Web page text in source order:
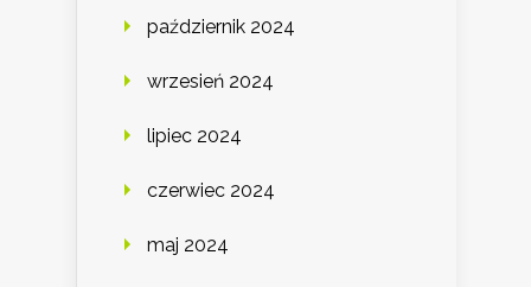
październik 2024
wrzesień 2024
lipiec 2024
czerwiec 2024
maj 2024